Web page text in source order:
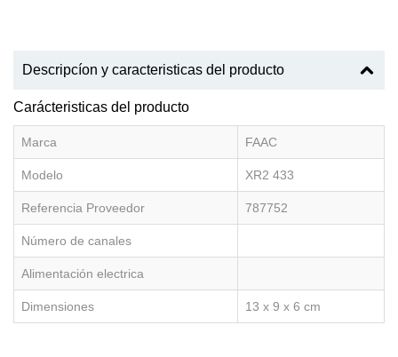
Descripcíon y caracteristicas del producto
Carácteristicas del producto
Marca FAAC
Modelo XR2 433
Referencia Proveedor 787752
Número de canales
Alimentación electrica
Dimensiones 13 x 9 x 6 cm